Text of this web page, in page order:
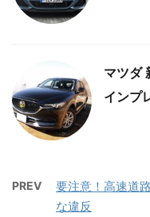
マツダ
インプ
PREV
要注意！高速道
な違反